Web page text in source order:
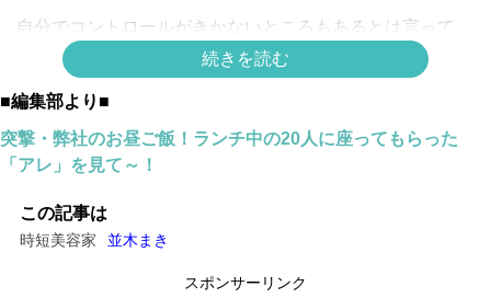
自分でコントロールがきかないところもあるとは言って
も、気づかないうちに身近な人たちへの気遣いが薄れてし
まうと、人間関係にも悪影響を及ぼしかねませんよね。そ
こでメンタル心理カウンセラーの並木まきが、男性たちが
傷ついたという40代女性の“不安定な態度”をご紹介しま
す。
1：デートがいつもドタキャン
続きを読む
■編集部より■
突撃・弊社のお昼ご飯！ランチ中の20人に座ってもらった
「アレ」を見て～！
この記事は
時短美容家 並木まき
スポンサーリンク